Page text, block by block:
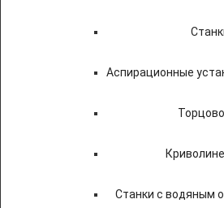
Аспирационные
Станки с водяным